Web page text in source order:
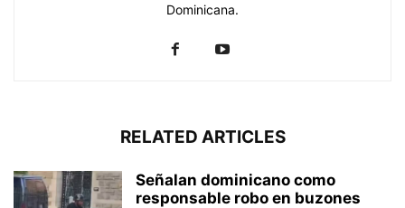
Dominicana.
RELATED ARTICLES
Señalan dominicano como
responsable robo en buzones